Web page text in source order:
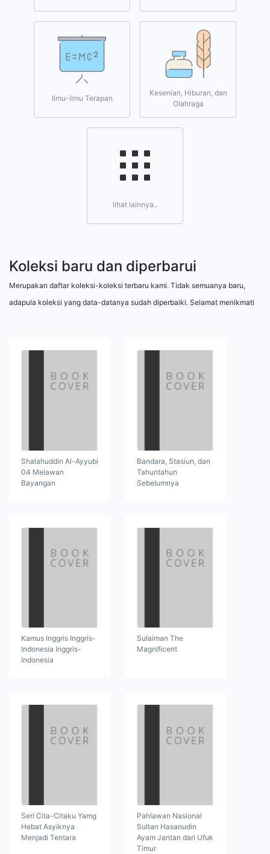
Ilmu-ilmu Terapan
Kesenian, Hiburan, dan
Olahraga
lihat lainnya..
Koleksi baru dan diperbarui
Merupakan daftar koleksi-koleksi terbaru kami. Tidak semuanya baru,
adapula koleksi yang data-datanya sudah diperbaiki. Selamat menikmati
Shalahuddin Al-Ayyubi
04 Melawan
Bayangan
Bandara, Stasiun, dan
Tahuntahun
Sebelumnya
Kamus Inggris Inggris-
Indonesia Inggris-
Indonesia
Sulaiman The
Magnificent
Seri Cita-Citaku Yamg
Hebat Asyiknya
Menjadi Tentara
Pahlawan Nasional
Sultan Hasanudin
Ayam Jantan dari Ufuk
Timur